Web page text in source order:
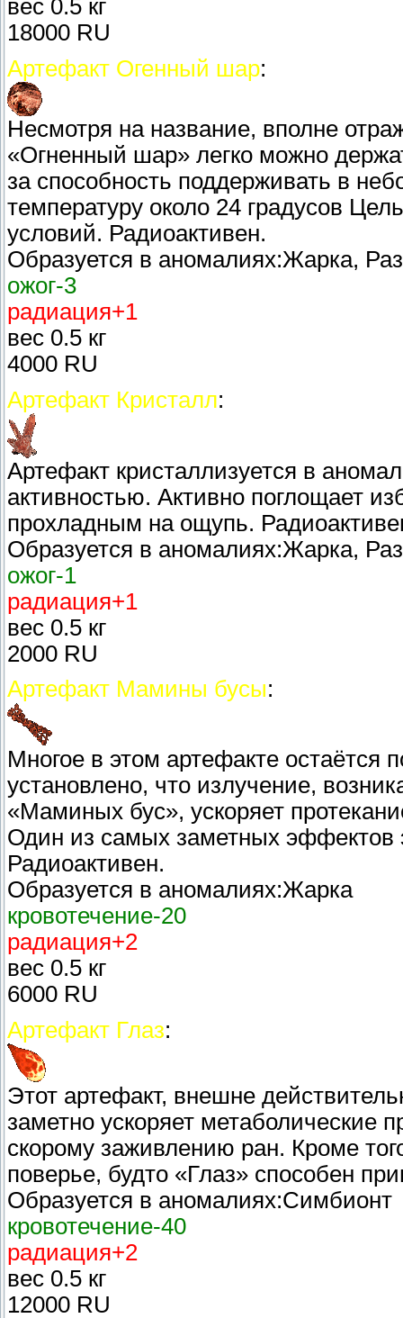
вес 0.5 кг
18000 RU
Артефакт Огенный шар:
Несмотря на название, вполне
«Огненный шар» легко можно
за способность поддерживать в
температуру около 24 градусов
условий. Радиоактивен.
Образуется в аномалиях:Жарка,
ожог-3
радиация+1
вес 0.5 кг
4000 RU
Артефакт Кристалл:
Артефакт кристаллизуется в
активностью. Активно поглощает
прохладным на ощупь.
Образуется в аномалиях:Жарка,
ожог-1
радиация+1
вес 0.5 кг
2000 RU
Артефакт Мамины бусы:
Многое в этом артефакте остаётся
установлено, что излучение,
«Маминых бус», ускоряет
Один из самых заметных эффектов
Радиоактивен.
Образуется в аномалиях:Жарка
кровотечение-20
радиация+2
вес 0.5 кг
6000 RU
Артефакт Глаз:
Этот артефакт, внешне
заметно ускоряет метаболические
скорому заживлению ран. Кроме
поверье, будто «Глаз» способен
Образуется в аномалиях:Симбионт
кровотечение-40
радиация+2
вес 0.5 кг
12000 RU